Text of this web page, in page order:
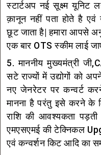
स्टार्टअप नई सूक्ष्म यूनिट
क़ानून नहीं पता होते है
छूट जाता है| हमारा आपसे
एक बार OTS स्कीम लाई
5. माननीय मुख्यमंत्री
सटे राज्यों में उद्योगों को
नए जेनरेटर पर कन्वर्ट
मानना है परंतु इसे करने के
राशि की आवश्यकता
एमएसएमई की टेक्निकल
एवं कन्वर्शन किट आदि का